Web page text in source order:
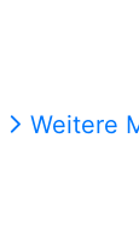
Weitere